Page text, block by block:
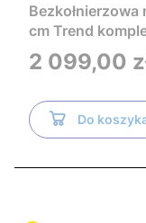
cm Trend
Tece i czarnym
TR2216+Tece
Cena
2 099,00
Do